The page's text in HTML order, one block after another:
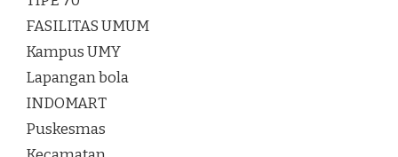
FASILITAS UMUM
Kampus UMY
Lapangan bola
INDOMART
Puskesmas